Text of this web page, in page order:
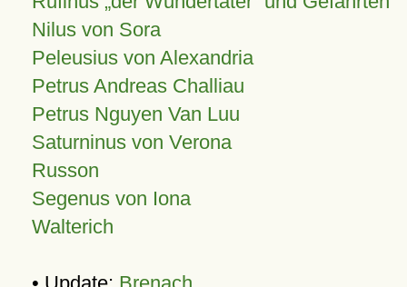
Nilus von Sora
Peleusius von Alexandria
Petrus Andreas Challiau
Petrus Nguyen Van Luu
Saturninus von Verona
Russon
Segenus von Iona
Walterich